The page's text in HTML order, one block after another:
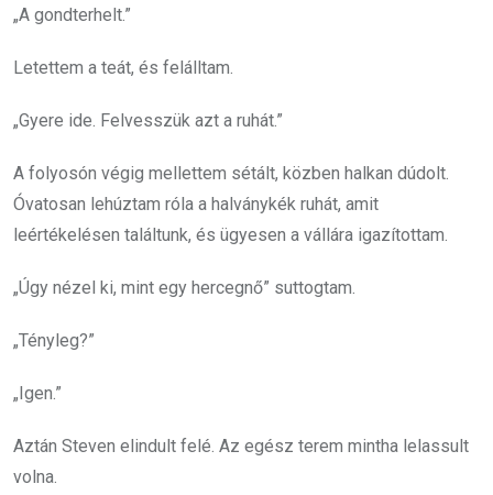
„A gondterhelt.”
Letettem a teát, és felálltam.
„Gyere ide. Felvesszük azt a ruhát.”
A folyosón végig mellettem sétált, közben halkan dúdolt.
Óvatosan lehúztam róla a halványkék ruhát, amit
leértékelésen találtunk, és ügyesen a vállára igazítottam.
„Úgy nézel ki, mint egy hercegnő” suttogtam.
„Tényleg?”
„Igen.”
Aztán Steven elindult felé. Az egész terem mintha lelassult
volna.